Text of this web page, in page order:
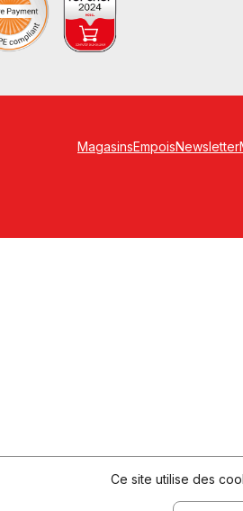
MagasinsEmpoisNewsletter
Ce site utilise des